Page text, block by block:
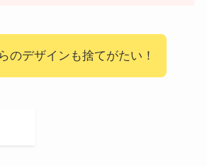
のデザインも捨てがたい！